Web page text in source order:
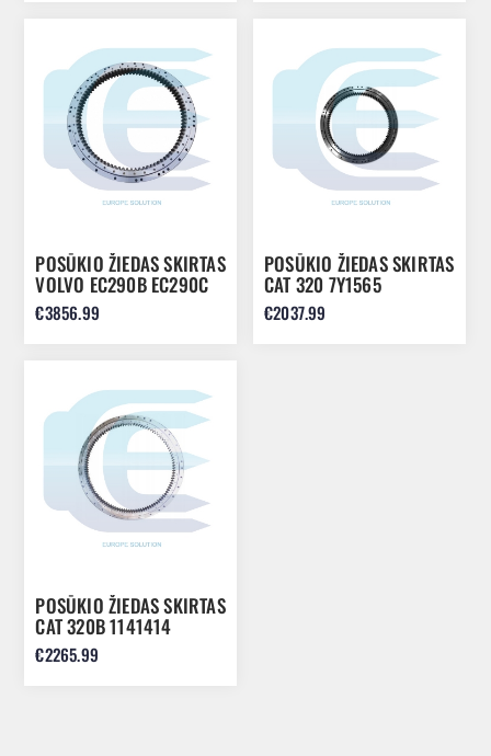
POSŪKIO ŽIEDAS SKIRTAS
VOLVO EC290B EC290C
EC300 VOE14570794
€3856.99
POSŪKIO ŽIEDAS SKIRTAS
CAT 320 7Y1565
€2037.99
POSŪKIO ŽIEDAS SKIRTAS
CAT 320B 1141414
€2265.99